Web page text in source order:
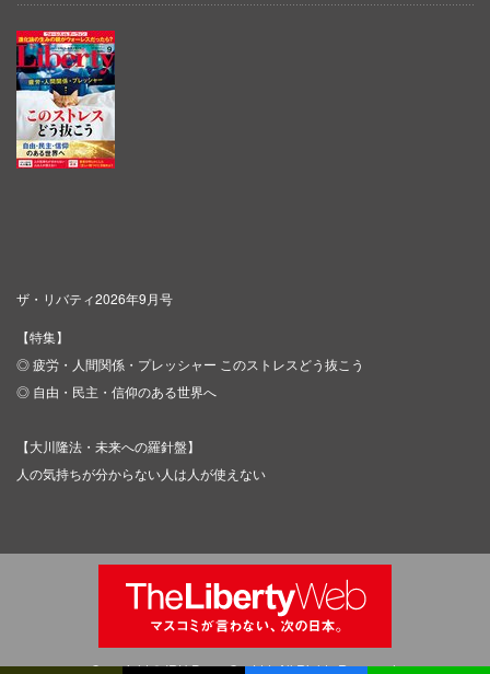
ザ・リバティ2026年9月号
【特集】
◎ 疲労・人間関係・プレッシャー このストレスどう抜こう
◎ 自由・民主・信仰のある世界へ
【大川隆法・未来への羅針盤】
人の気持ちが分からない人は人が使えない
Copyright © IRH Press Co.,Ltd. All Rights Reserved.